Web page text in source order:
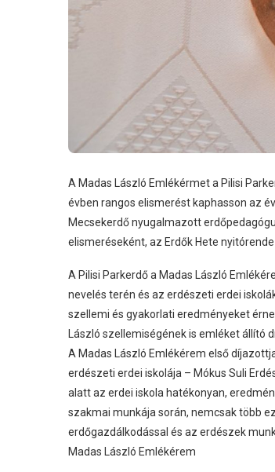
A Madas László Emlékérmet a Pilisi
évben rangos elismerést kaphasson az
Mecsekerdő nyugalmazott
elismeréseként, az Erdők Hete
A Pilisi Parkerdő a Madas László
nevelés terén és az erdészeti erdei
szellemi és gyakorlati eredményeket
László szellemiségének is emléket állító
A Madas László Emlékérem első
erdészeti erdei iskolája – Mókus Suli
alatt az erdei iskola hatékonyan,
szakmai munkája során, nemcsak több
erdőgazdálkodással és az erdészek
Madas László Emlékérem